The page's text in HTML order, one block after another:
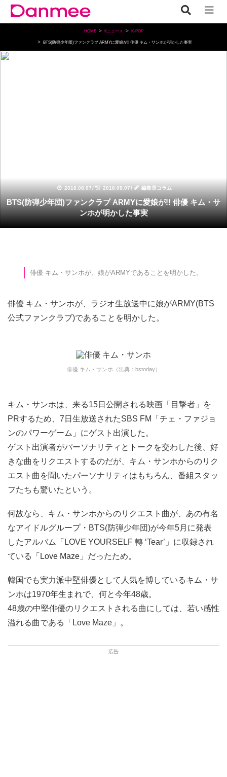
HOME Kニュース K-POP
BTS(防弾少年団)ファンクラブ ARMYに愛娘が!! 俳優 キム・サンホが明かした事実
2018.08.07/ 2018.08.07/ 編集長コラム
BTS(防弾少年団)ファンクラブ ARMYに愛娘が!! 俳優 キム・サ
ンホが明かした事実
俳優 キム・サンホが、娘がARMYであることを明かした。
俳優 キム・サンホが、ラジオ生放送中に娘がARMY(BTS
公式ファンクラブ)であることを明かした。
俳優 キム・サンホ（出典：bstoday）
キム・サンホは、来る15日公開される映画「目撃者」を
PRするため、7日生放送されたSBS FM「チェ・ファジョ
ンのパワーゲーム」にゲスト出演した。
ゲスト出演者がパーソナリティとトークを交わした後、好
きな曲をリクエストするのだが、キム・サンホからのリク
エスト曲を聞いたパーソナリティはもちろん、番組スタッ
フたちも驚いたという。
何故なら、キム・サンホからのリクエスト曲が、あの有名
なアイドルグループ・BTS(防弾少年団)が今年5月に発表
したアルバム「LOVE YOURSELF 轉 ‘Tear’」に収録され
ている「Love Maze」だったため。
韓国でも実力派中堅俳優として人気を博しているキム・サ
ンホは1970年生まれで、何と今年48歳。
48歳の中堅俳優のリクエストされる曲にしては、若い感性
溢れる曲である「Love Maze」。